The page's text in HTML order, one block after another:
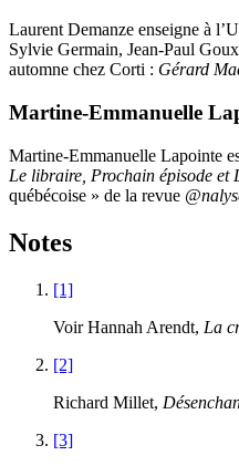
Laurent Demanze enseigne à
Sylvie Germain, Jean-Paul
automne chez Corti : Gérard
Martine-Emmanuelle
Martine-Emmanuelle Lapointe
Le libraire, Prochain épisode et
québécoise » de la revue
Notes
[1]
Voir Hannah Arendt, La
[2]
Richard Millet,
[3]